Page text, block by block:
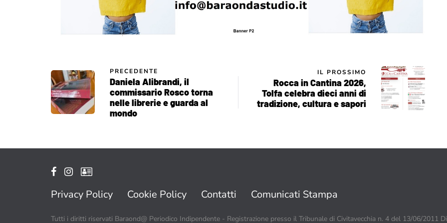
PRECEDENTE
Daniela Alibrandi, il
commissario Rosco torna
nelle librerie e guarda al
mondo
IL PROSSIMO
Rocca in Cantina 2026,
Tolfa celebra dieci anni di
tradizione, cultura e sapori
Privacy Policy Cookie Policy Contatti Comunicati Stampa
Tutti i diritti riservati Baraond@ Periodico Indipendente - Registrazione presso il Tribunale di Civitavecchia n. 4 del 13/06/2011